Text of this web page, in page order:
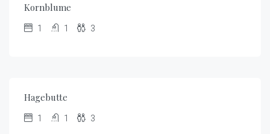
Kornblume
1 1 3
Hagebutte
1 1 3